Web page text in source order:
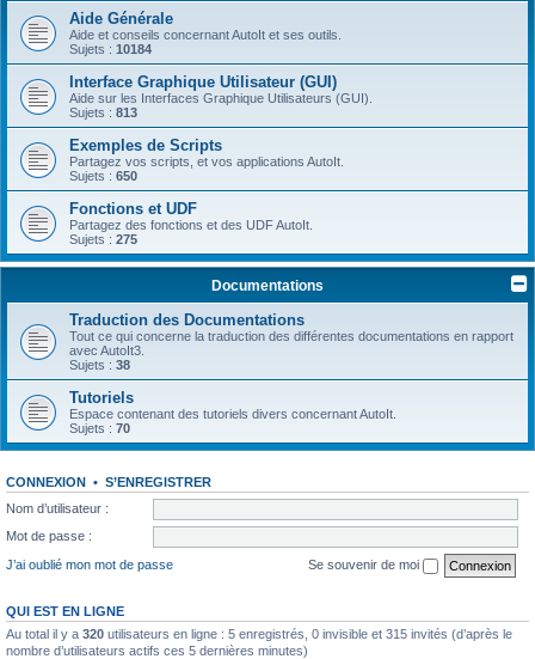
Aide Générale
Aide et conseils concernant AutoIt et ses outils.
Sujets : 10184
Interface Graphique Utilisateur (GUI)
Aide sur les Interfaces Graphique Utilisateurs (GUI).
Sujets : 813
Exemples de Scripts
Partagez vos scripts, et vos applications AutoIt.
Sujets : 650
Fonctions et UDF
Partagez des fonctions et des UDF AutoIt.
Sujets : 275
Documentations
Traduction des Documentations
Tout ce qui concerne la traduction des différentes documentations en rapport
avec AutoIt3.
Sujets : 38
Tutoriels
Espace contenant des tutoriels divers concernant AutoIt.
Sujets : 70
CONNEXION • S’ENREGISTRER
Nom d’utilisateur :
Mot de passe :
J’ai oublié mon mot de passe
Se souvenir de moi
QUI EST EN LIGNE
Au total il y a 320 utilisateurs en ligne : 5 enregistrés, 0 invisible et 315 invités (d’après le
nombre d’utilisateurs actifs ces 5 dernières minutes)